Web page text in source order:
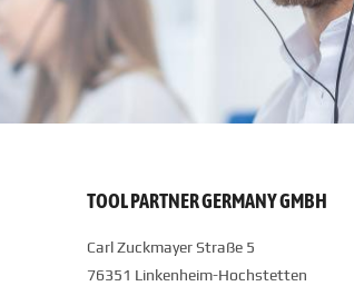
TOOL PARTNER GERMANY GMBH
Carl Zuckmayer Straße 5
76351 Linkenheim-Hochstetten